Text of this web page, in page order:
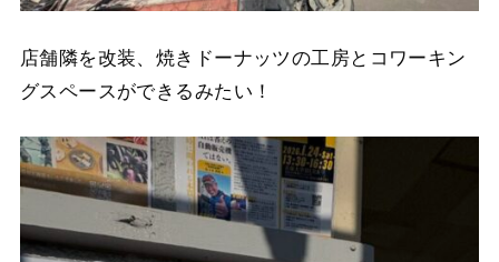
店舗隣を改装、焼きドーナッツの工房とコワーキン
グスペースができるみたい！